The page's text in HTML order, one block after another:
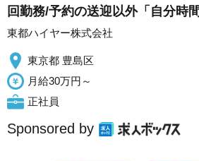
回勤務/予約の送迎以外「自分時
東都ハイヤー株式会社
東京都 豊島区
月給30万円～
正社員
Sponsored by